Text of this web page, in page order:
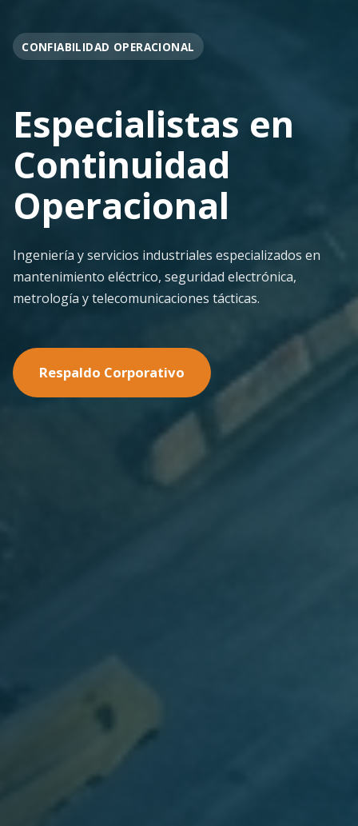
OPERACIÓN EN FAENA
Soporte
Operacional
Continuo
Despliegue ágil en terreno con los más altos
estándares de seguridad y calidad técnica para la
minería pesada.
Nuestras Soluciones